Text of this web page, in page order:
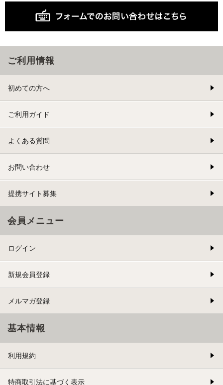
ご利用情報
初めての方へ
ご利用ガイド
よくある質問
お問い合わせ
提携サイト募集
会員メニュー
ログイン
新規会員登録
メルマガ登録
基本情報
利用規約
特商取引法に基づく表示